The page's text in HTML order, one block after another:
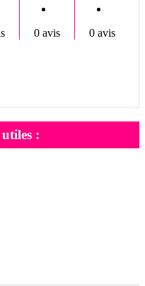
0 avis
0 avis
: